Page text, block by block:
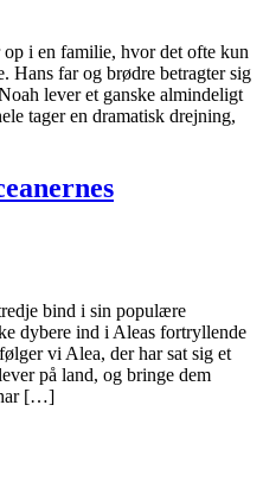
i en familie, hvor det ofte kun
Hans far og brødre betragter sig
lever et ganske almindeligt
tager en dramatisk drejning,
bind i sin populære
dybere ind i Aleas fortryllende
vi Alea, der har sat sig et
på land, og bringe dem
har […]